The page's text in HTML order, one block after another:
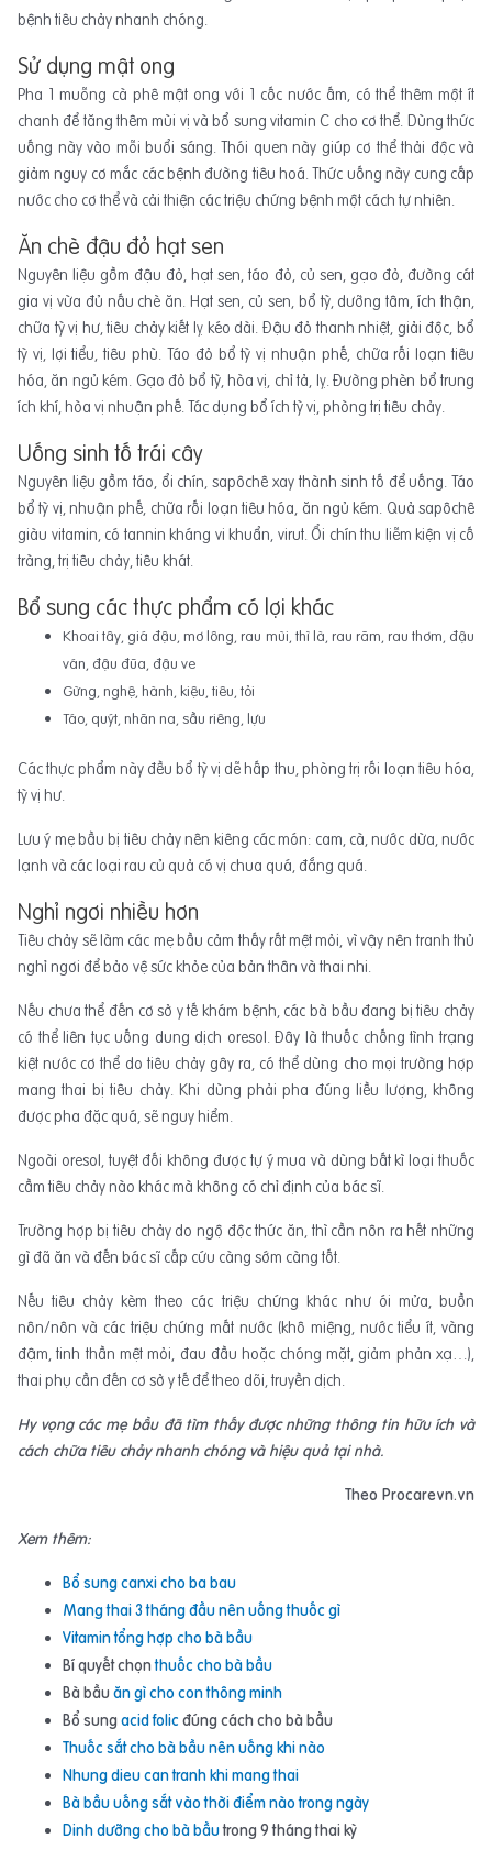
bệnh tiêu chảy nhanh chóng.
Sử dụng mật ong
Pha 1 muỗng cà phê mật ong với 1 cốc nước ấm, có thể thêm một ít
chanh để tăng thêm mùi vị và bổ sung vitamin C cho cơ thể. Dùng thức
uống này vào mỗi buổi sáng. Thói quen này giúp cơ thể thải độc và
giảm nguy cơ mắc các bệnh đường tiêu hoá. Thức uống này cung cấp
nước cho cơ thể và cải thiện các triệu chứng bệnh một cách tự nhiên.
Ăn chè đậu đỏ hạt sen
Nguyên liệu gồm đậu đỏ, hạt sen, táo đỏ, củ sen, gạo đỏ, đường cát
gia vị vừa đủ nấu chè ăn. Hạt sen, củ sen, bổ tỳ, dưỡng tâm, ích thận,
chữa tỳ vị hư, tiêu chảy kiết lỵ kéo dài. Đậu đỏ thanh nhiệt, giải độc, bổ
tỳ vị, lợi tiểu, tiêu phù. Táo đỏ bổ tỳ vị nhuận phế, chữa rối loạn tiêu
hóa, ăn ngủ kém. Gạo đỏ bổ tỳ, hòa vị, chỉ tả, lỵ. Đường phèn bổ trung
ích khí, hòa vị nhuận phế. Tác dụng bổ ích tỳ vị, phòng trị tiêu chảy.
Uống sinh tố trái cây
Nguyên liệu gồm táo, ổi chín, sapôchê xay thành sinh tố để uống. Táo
bổ tỳ vị, nhuận phế, chữa rối loạn tiêu hóa, ăn ngủ kém. Quả sapôchê
giàu vitamin, có tannin kháng vi khuẩn, virut. Ổi chín thu liễm kiện vị cố
tràng, trị tiêu chảy, tiêu khát.
Bổ sung các thực phẩm có lợi khác
Khoai tây, giá đậu, mơ lông, rau mùi, thì là, rau răm, rau thơm, đậu
ván, đậu đũa, đậu ve
Gừng, nghệ, hành, kiệu, tiêu, tỏi
Táo, quýt, nhãn na, sầu riêng, lựu
Các thực phẩm này đều bổ tỳ vị dễ hấp thu, phòng trị rối loạn tiêu hóa,
tỳ vị hư.
Lưu ý mẹ bầu bị tiêu chảy nên kiêng các món: cam, cà, nước dừa, nước
lạnh và các loại rau củ quả có vị chua quá, đắng quá.
Nghỉ ngơi nhiều hơn
Tiêu chảy sẽ làm các mẹ bầu cảm thấy rất mệt mỏi, vì vậy nên tranh thủ
nghỉ ngơi để bảo vệ sức khỏe của bản thân và thai nhi.
Nếu chưa thể đến cơ sở y tế khám bệnh, các bà bầu đang bị tiêu chảy
có thể liên tục uống dung dịch oresol. Đây là thuốc chống tình trạng
kiệt nước cơ thể do tiêu chảy gây ra, có thể dùng cho mọi trường hợp
mang thai bị tiêu chảy. Khi dùng phải pha đúng liều lượng, không
được pha đặc quá, sẽ nguy hiểm.
Ngoài oresol, tuyệt đối không được tự ý mua và dùng bất kì loại thuốc
cầm tiêu chảy nào khác mà không có chỉ định của bác sĩ.
Trường hợp bị tiêu chảy do ngộ độc thức ăn, thì cần nôn ra hết những
gì đã ăn và đến bác sĩ cấp cứu càng sớm càng tốt.
Nếu tiêu chảy kèm theo các triệu chứng khác như ói mửa, buồn
nôn/nôn và các triệu chứng mất nước (khô miệng, nước tiểu ít, vàng
đậm, tinh thần mệt mỏi, đau đầu hoặc chóng mặt, giảm phản xạ…),
thai phụ cần đến cơ sở y tế để theo dõi, truyền dịch.
Hy vọng các mẹ bầu đã tìm thấy được những thông tin hữu ích và
cách chữa tiêu chảy nhanh chóng và hiệu quả tại nhà.
Theo Procarevn.vn
Xem thêm:
Bổ sung canxi cho ba bau
Mang thai 3 tháng đầu nên uống thuốc gì
Vitamin tổng hợp cho bà bầu
Bí quyết chọnthuốc cho bà bầu
Bà bầuăn gì cho con thông minh
Bổ sungacid folic đúng cách cho bà bầu
Thuốc sắt cho bà bầu nên uống khi nào
Nhung dieu can tranh khi mang thai
Bà bầu uống sắt vào thời điểm nào trong ngày
Dinh dưỡng cho bà bầutrong 9 tháng thai kỳ